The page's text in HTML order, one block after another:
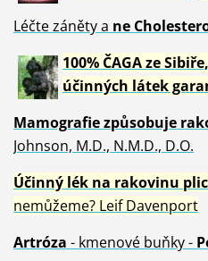
Léčte záněty a ne
100% ČAGA ze
účinných látek
Mamografie způsobuje
Johnson, M.D., N.M.D., D.O.
Účinný lék na rakovinu
nemůžeme? Leif Davenport
Artróza - kmenové buňky -